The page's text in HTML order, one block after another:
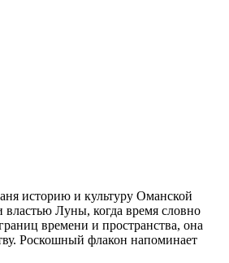
историю и культуру Оманской
Луны, когда время словно
времени и пространства, она
Роскошный флакон напоминает